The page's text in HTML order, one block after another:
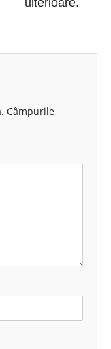
ulterioare.
Câmpurile